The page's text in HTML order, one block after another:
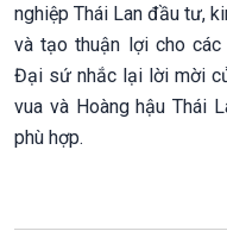
nghiệp Thái Lan đầu tư,
và tạo thuận lợi cho các
Đại sứ nhắc lại lời mời
vua và Hoàng hậu Thái
phù hợp.